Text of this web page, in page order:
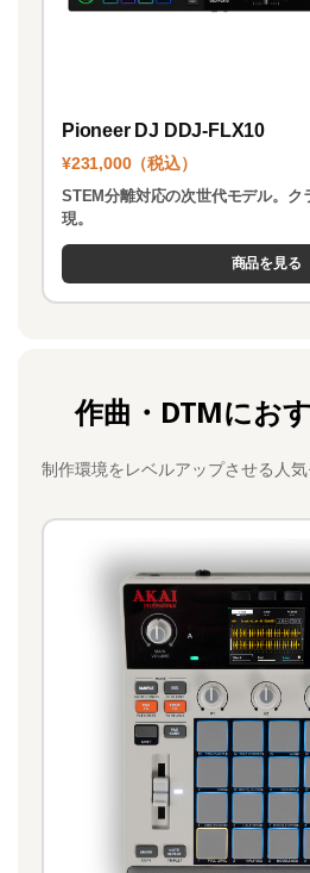
Pioneer DJ DDJ-FLX10
¥231,000（税込）
STEM分離対応の次世代モデル。ク
現。
商品を見る
作曲・DTMにお
制作環境をレベルアップさせる人気